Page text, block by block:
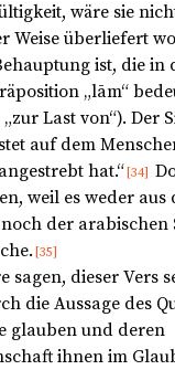
wäre sie
Weise überliefert
ist, die in
„lām“
„zur Last von“). Der
auf dem
hat.“ [34]
weil es weder aus
der arabischen
[35]
sagen, dieser Vers
die Aussage des
glauben und deren
ihnen im